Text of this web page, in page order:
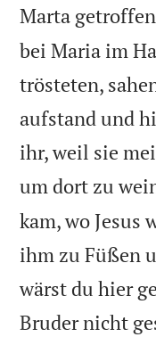
Marta
bei Maria im
trösteten,
aufstand und
ihr, weil sie
um dort zu
kam, wo Jesus
ihm zu Füßen
wärst du hier
Bruder nicht